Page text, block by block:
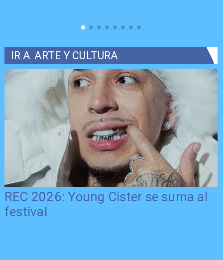
IR A ARTE Y CULTURA
REC 2026: Young Cister se suma al
festival